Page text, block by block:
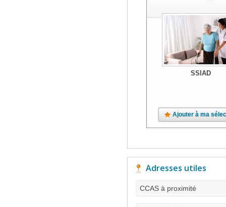
SSIAD
Ajouter à ma
Adresses utiles
CCAS à proximité